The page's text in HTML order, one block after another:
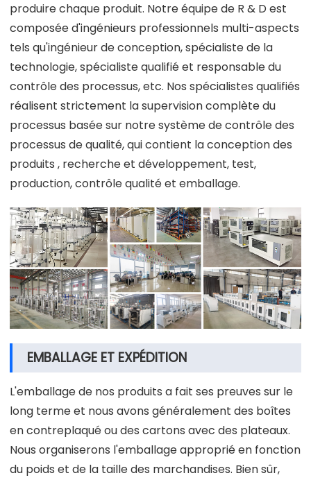
produire chaque produit. Notre équipe de R & D est
composée d'ingénieurs professionnels multi-aspects
tels qu'ingénieur de conception, spécialiste de la
technologie, spécialiste qualifié et responsable du
contrôle des processus, etc. Nos spécialistes qualifiés
réalisent strictement la supervision complète du
processus basée sur notre système de contrôle des
processus de qualité, qui contient la conception des
produits , recherche et développement, test,
production, contrôle qualité et emballage.
EMBALLAGE ET EXPÉDITION
L'emballage de nos produits a fait ses preuves sur le
long terme et nous avons généralement des boîtes
en contreplaqué ou des cartons avec des plateaux.
Nous organiserons l'emballage approprié en fonction
du poids et de la taille des marchandises. Bien sûr,